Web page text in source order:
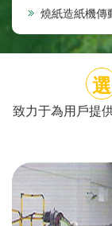
燒紙造紙機傳
選
致力于為用戶提